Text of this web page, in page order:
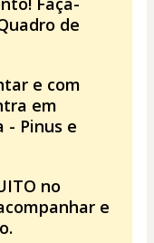
de
e com
em
- Pinus e
no
e